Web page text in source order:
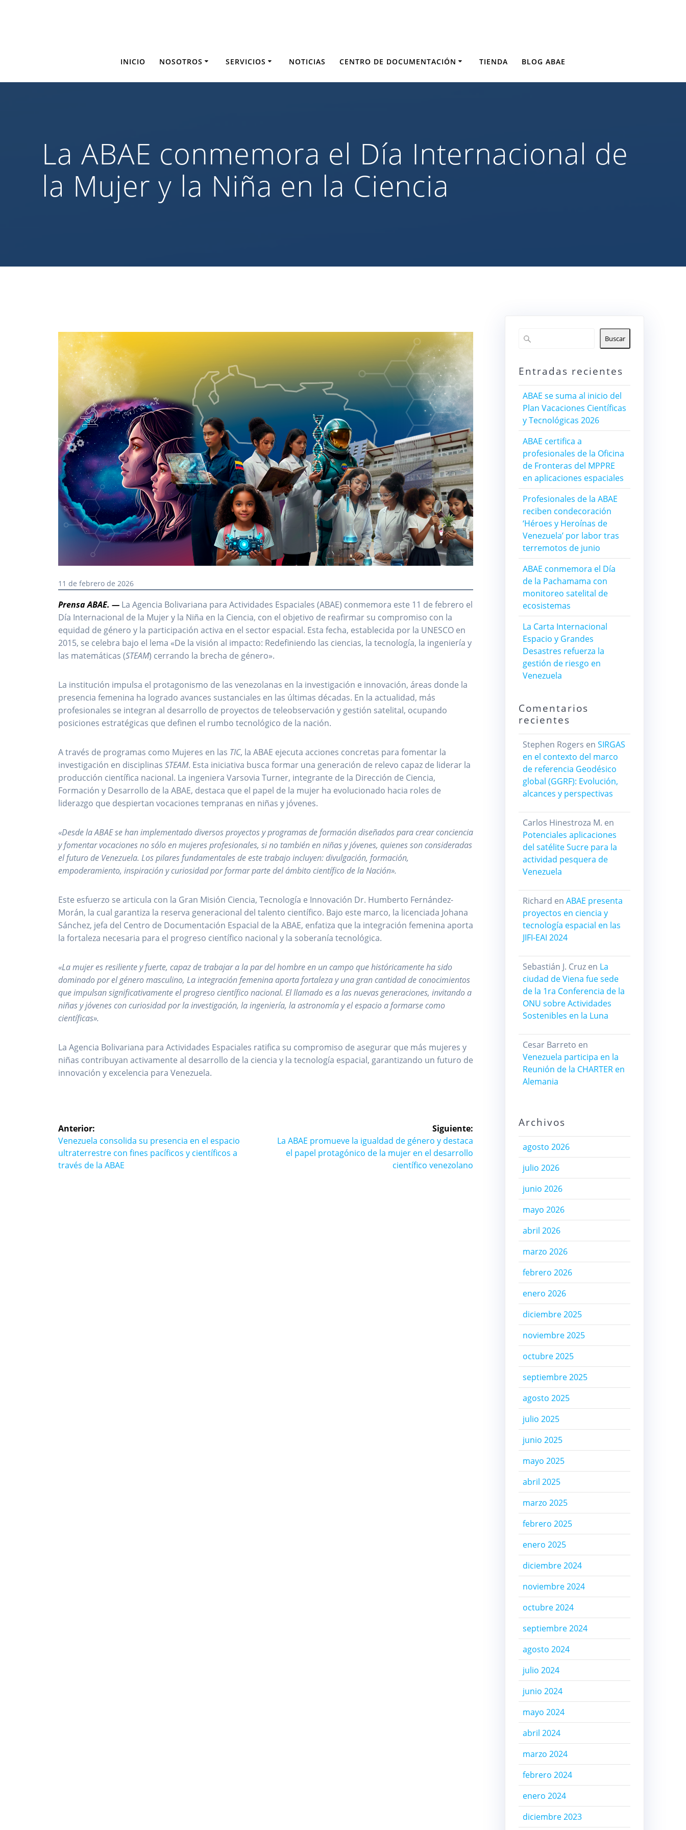
INICIO NOSOTROS SERVICIOS NOTICIAS CENTRO DE DOCUMENTACIÓN TIENDA BLOG ABAE
La ABAE conmemora el Día Internacional de
la Mujer y la Niña en la Ciencia
11 de febrero de 2026
Prensa ABAE. — La Agencia Bolivariana para Actividades Espaciales (ABAE) conmemora este 11 de febrero el
Día Internacional de la Mujer y la Niña en la Ciencia, con el objetivo de reafirmar su compromiso con la
equidad de género y la participación activa en el sector espacial. Esta fecha, establecida por la UNESCO en
2015, se celebra bajo el lema «De la visión al impacto: Redefiniendo las ciencias, la tecnología, la ingeniería y
las matemáticas (STEAM) cerrando la brecha de género».
La institución impulsa el protagonismo de las venezolanas en la investigación e innovación, áreas donde la
presencia femenina ha logrado avances sustanciales en las últimas décadas. En la actualidad, más
profesionales se integran al desarrollo de proyectos de teleobservación y gestión satelital, ocupando
posiciones estratégicas que definen el rumbo tecnológico de la nación.
A través de programas como Mujeres en las TIC, la ABAE ejecuta acciones concretas para fomentar la
investigación en disciplinasSTEAM. Esta iniciativa busca formar una generación de relevo capaz de liderar la
producción científica nacional. La ingeniera Varsovia Turner, integrante de la Dirección de Ciencia,
Formación y Desarrollo de la ABAE, destaca que el papel de la mujer ha evolucionado hacia roles de
liderazgo que despiertan vocaciones tempranas en niñas y jóvenes.
«Desde la ABAE se han implementado diversos proyectos y programas de formación diseñados para crear conciencia
y fomentar vocaciones no sólo en mujeres profesionales, si no también en niñas y jóvenes, quienes son consideradas
el futuro de Venezuela. Los pilares fundamentales de este trabajo incluyen: divulgación, formación,
empoderamiento, inspiración y curiosidad por formar parte del ámbito científico de la Nación».
Este esfuerzo se articula con la Gran Misión Ciencia, Tecnología e Innovación Dr. Humberto Fernández-
Morán, la cual garantiza la reserva generacional del talento científico. Bajo este marco, la licenciada Johana
Sánchez, jefa del Centro de Documentación Espacial de la ABAE, enfatiza que la integración femenina aporta
la fortaleza necesaria para el progreso científico nacional y la soberanía tecnológica.
«La mujer es resiliente y fuerte, capaz de trabajar a la par del hombre en un campo que históricamente ha sido
dominado por el género masculino, La integración femenina aporta fortaleza y una gran cantidad de conocimientos
que impulsan significativamente el progreso científico nacional. El llamado es a las nuevas generaciones, invitando a
niñas y jóvenes con curiosidad por la investigación, la ingeniería, la astronomía y el espacio a formarse como
científicas».
La Agencia Bolivariana para Actividades Espaciales ratifica su compromiso de asegurar que más mujeres y
niñas contribuyan activamente al desarrollo de la ciencia y la tecnología espacial, garantizando un futuro de
innovación y excelencia para Venezuela.
Navegación
de
entradas
Anterior:
Entrada
anterior:
Venezuela consolida su presencia en el espacio
ultraterrestre con fines pacíficos y científicos a
través de la ABAE
Siguiente:
Siguiente
entrada:
La ABAE promueve la igualdad de género y destaca
el papel protagónico de la mujer en el desarrollo
científico venezolano
Buscar
Entradas recientes
ABAE se suma al inicio del
Plan Vacaciones Científicas
y Tecnológicas 2026
ABAE certifica a
profesionales de la Oficina
de Fronteras del MPPRE
en aplicaciones espaciales
Profesionales de la ABAE
reciben condecoración
‘Héroes y Heroínas de
Venezuela’ por labor tras
terremotos de junio
ABAE conmemora el Día
de la Pachamama con
monitoreo satelital de
ecosistemas
La Carta Internacional
Espacio y Grandes
Desastres refuerza la
gestión de riesgo en
Venezuela
Comentarios
recientes
Stephen Rogers en SIRGAS
en el contexto del marco
de referencia Geodésico
global (GGRF): Evolución,
alcances y perspectivas
Carlos Hinestroza M. en
Potenciales aplicaciones
del satélite Sucre para la
actividad pesquera de
Venezuela
Richard en ABAE presenta
proyectos en ciencia y
tecnología espacial en las
JIFI-EAI 2024
Sebastián J. Cruzen La
ciudad de Viena fue sede
de la 1ra Conferencia de la
ONU sobre Actividades
Sostenibles en la Luna
Cesar Barreto en
Venezuela participa en la
Reunión de la CHARTER en
Alemania
Archivos
agosto 2026
julio 2026
junio 2026
mayo 2026
abril 2026
marzo 2026
febrero 2026
enero 2026
diciembre 2025
noviembre 2025
octubre 2025
septiembre 2025
agosto 2025
julio 2025
junio 2025
mayo 2025
abril 2025
marzo 2025
febrero 2025
enero 2025
diciembre 2024
noviembre 2024
octubre 2024
septiembre 2024
agosto 2024
julio 2024
junio 2024
mayo 2024
abril 2024
marzo 2024
febrero 2024
enero 2024
diciembre 2023